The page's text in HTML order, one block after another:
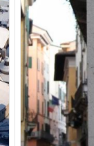
di Lazzaro,
Cena in casa
dipinti sono
plastico, da
paesaggi
Nella chiesa